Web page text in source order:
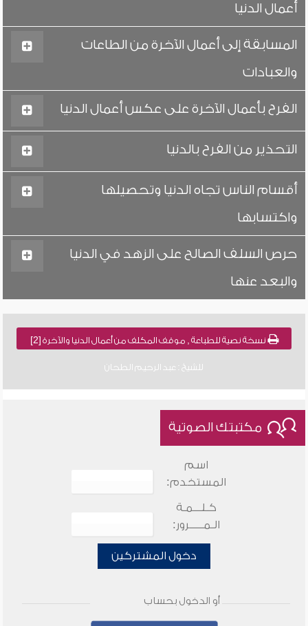
أعمال الدنيا
المسابقة إلى أعمال الآخرة من الطاعات
والعبادات
الفرح بأعمال الآخرة على عكس أعمال الدنيا
التحذير من الفرح بالدنيا
أقسام الناس تجاه الدنيا وتحصيلها
واكتسابها
حرص السلف الصالح على الزهد في الدنيا
والبعد عنها
للشيخ : عبد الرحيم الطحان
مكتبتك الصوتية
اسم
المستخدم:
كـلـــمـة
الـمـــــرور:
دخول المشتركين
أو الدخول بحساب